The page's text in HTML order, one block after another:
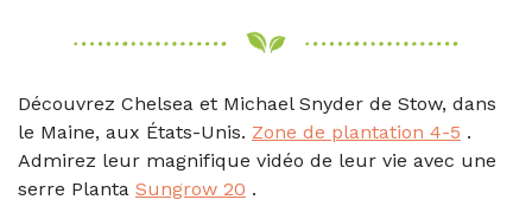
Découvrez Chelsea et Michael Snyder de Stow, dans
le Maine, aux États-Unis. Zone de plantation 4-5 .
Admirez leur magnifique vidéo de leur vie avec une
serre Planta Sungrow 20 .